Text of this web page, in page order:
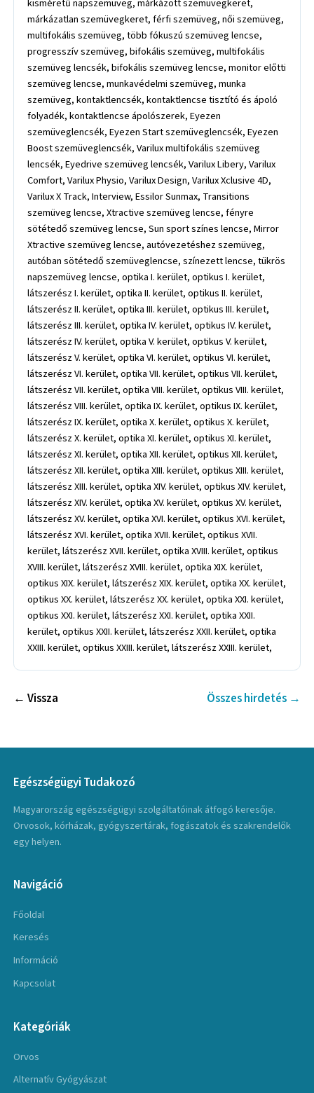
kisméretű napszemüveg, márkázott szemüvegkeret,
márkázatlan szemüvegkeret, férfi szemüveg, női szemüveg,
multifokális szemüveg, több fókuszú szemüveg lencse,
progresszív szemüveg, bifokális szemüveg, multifokális
szemüveg lencsék, bifokális szemüveg lencse, monitor előtti
szemüveg lencse, munkavédelmi szemüveg, munka
szemüveg, kontaktlencsék, kontaktlencse tisztító és ápoló
folyadék, kontaktlencse ápolószerek, Eyezen
szemüveglencsék, Eyezen Start szemüveglencsék, Eyezen
Boost szemüveglencsék, Varilux multifokális szemüveg
lencsék, Eyedrive szemüveg lencsék, Varilux Libery, Varilux
Comfort, Varilux Physio, Varilux Design, Varilux Xclusive 4D,
Varilux X Track, Interview, Essilor Sunmax, Transitions
szemüveg lencse, Xtractive szemüveg lencse, fényre
sötétedő szemüveg lencse, Sun sport színes lencse, Mirror
Xtractive szemüveg lencse, autóvezetéshez szemüveg,
autóban sötétedő szemüveglencse, színezett lencse, tükrös
napszemüveg lencse, optika I. kerület, optikus I. kerület,
látszerész I. kerület, optika II. kerület, optikus II. kerület,
látszerész II. kerület, optika III. kerület, optikus III. kerület,
látszerész III. kerület, optika IV. kerület, optikus IV. kerület,
látszerész IV. kerület, optika V. kerület, optikus V. kerület,
látszerész V. kerület, optika VI. kerület, optikus VI. kerület,
látszerész VI. kerület, optika VII. kerület, optikus VII. kerület,
látszerész VII. kerület, optika VIII. kerület, optikus VIII. kerület,
látszerész VIII. kerület, optika IX. kerület, optikus IX. kerület,
látszerész IX. kerület, optika X. kerület, optikus X. kerület,
látszerész X. kerület, optika XI. kerület, optikus XI. kerület,
látszerész XI. kerület, optika XII. kerület, optikus XII. kerület,
látszerész XII. kerület, optika XIII. kerület, optikus XIII. kerület,
látszerész XIII. kerület, optika XIV. kerület, optikus XIV. kerület,
látszerész XIV. kerület, optika XV. kerület, optikus XV. kerület,
látszerész XV. kerület, optika XVI. kerület, optikus XVI. kerület,
látszerész XVI. kerület, optika XVII. kerület, optikus XVII.
kerület, látszerész XVII. kerület, optika XVIII. kerület, optikus
XVIII. kerület, látszerész XVIII. kerület, optika XIX. kerület,
optikus XIX. kerület, látszerész XIX. kerület, optika XX. kerület,
optikus XX. kerület, látszerész XX. kerület, optika XXI. kerület,
optikus XXI. kerület, látszerész XXI. kerület, optika XXII.
kerület, optikus XXII. kerület, látszerész XXII. kerület, optika
XXIII. kerület, optikus XXIII. kerület, látszerész XXIII. kerület,
← Vissza Összes hirdetés →
Egészségügyi Tudakozó
Magyarország egészségügyi szolgáltatóinak átfogó keresője.
Orvosok, kórházak, gyógyszertárak, fogászatok és szakrendelők
egy helyen.
Navigáció
Főoldal
Keresés
Információ
Kapcsolat
Kategóriák
Orvos
Alternatív Gyógyászat